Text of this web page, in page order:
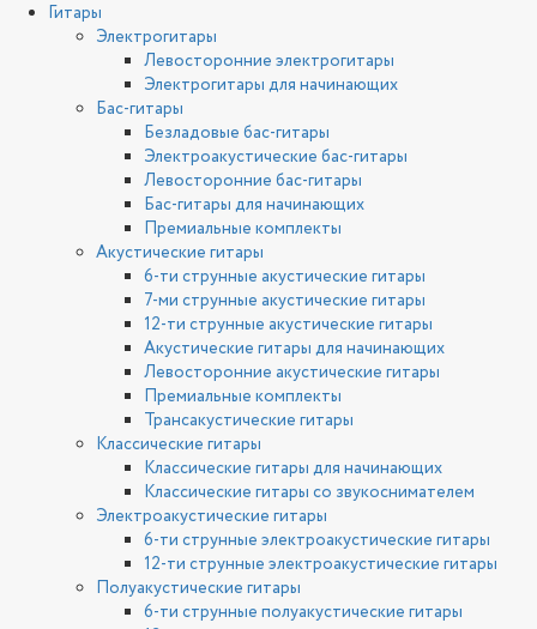
Гитары
Электрогитары
Левосторонние электрогитары
Электрогитары для начинающих
Бас-гитары
Безладовые бас-гитары
Электроакустические бас-гитары
Левосторонние бас-гитары
Бас-гитары для начинающих
Премиальные комплекты
Акустические гитары
6-ти струнные акустические гитары
7-ми струнные акустические гитары
12-ти струнные акустические гитары
Акустические гитары для начинающих
Левосторонние акустические гитары
Премиальные комплекты
Трансакустические гитары
Классические гитары
Классические гитары для начинающих
Классические гитары со звукоснимателем
Электроакустические гитары
6-ти струнные электроакустические гитары
12-ти струнные электроакустические гитары
Полуакустические гитары
6-ти струнные полуакустические гитары